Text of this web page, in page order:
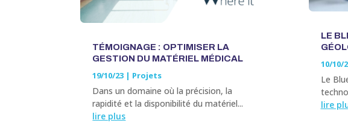
TÉMOIGNAGE : OPTIMISER LA
GESTION DU MATÉRIEL MÉDICAL
19/10/23 | Projets
Dans un domaine où la précision, la
rapidité et la disponibilité du matériel...
lire plus
LE
10/10/
Le
lire